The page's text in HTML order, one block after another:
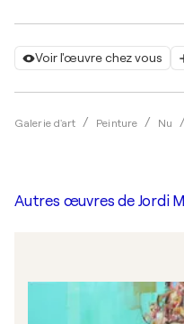
Voir l'œuvre chez vous
Galerie d'art Peinture Nu
Autres œuvres de Jordi